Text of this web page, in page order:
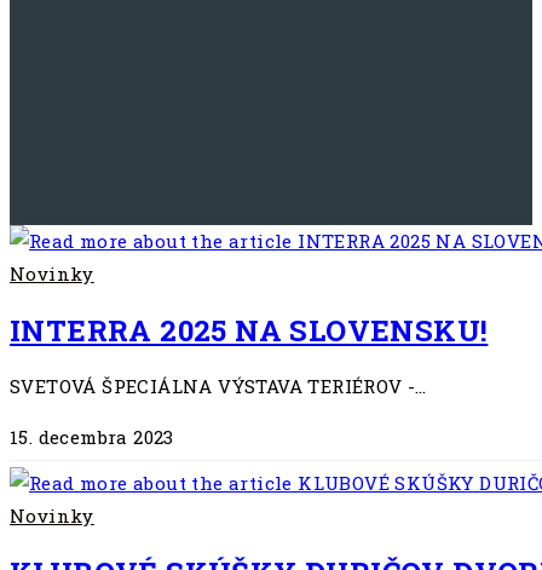
Novinky
INTERRA 2025 NA SLOVENSKU!
SVETOVÁ ŠPECIÁLNA VÝSTAVA TERIÉROV -…
15. decembra 2023
Novinky